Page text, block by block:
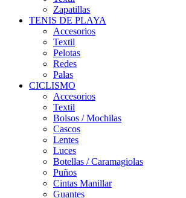
Zapatillas
TENIS DE PLAYA
Accesorios
Textil
Pelotas
Redes
Palas
CICLISMO
Accesorios
Textil
Bolsos / Mochilas
Cascos
Lentes
Luces
Botellas / Caramagiolas
Puños
Cintas Manillar
Guantes